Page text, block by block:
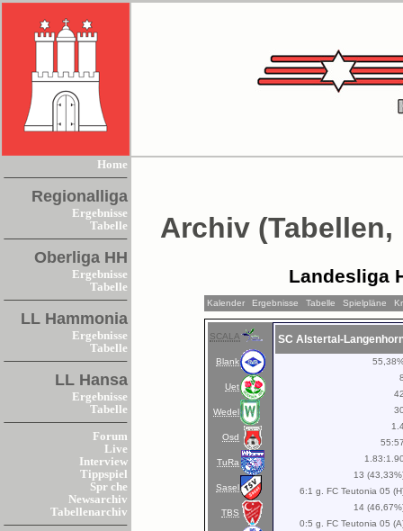
Home
Regionalliga
Ergebnisse
Tabelle
Oberliga HH
Ergebnisse
Tabelle
LL Hammonia
Ergebnisse
Tabelle
LL Hansa
Ergebnisse
Tabelle
Forum
Live
Interview
Tippspiel
Spr che
Newsarchiv
Tabellenarchiv
Archiv
Landesliga
Kalender Ergebnisse Tabelle Spielpläne
SCALA
Blank
Uet
Wedel
Osd
TuRa
Sasel
TBS
SC Alstertal-
13
6:1 g. FC Teutonia 05
14
0:5 g. FC Teutonia 05